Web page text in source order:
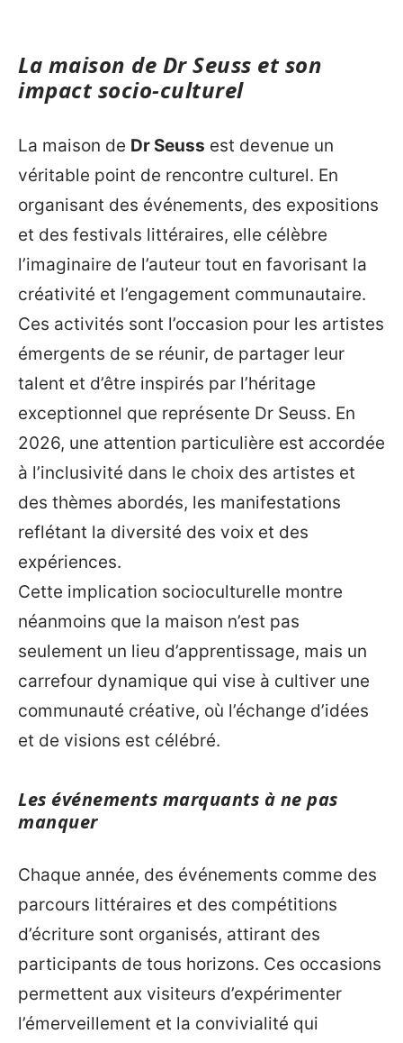
La maison de Dr Seuss et son
impact socio-culturel
La maison de Dr Seuss est devenue un
véritable point de rencontre culturel. En
organisant des événements, des expositions
et des festivals littéraires, elle célèbre
l’imaginaire de l’auteur tout en favorisant la
créativité et l’engagement communautaire.
Ces activités sont l’occasion pour les artistes
émergents de se réunir, de partager leur
talent et d’être inspirés par l’héritage
exceptionnel que représente Dr Seuss. En
2026, une attention particulière est accordée
à l’inclusivité dans le choix des artistes et
des thèmes abordés, les manifestations
reflétant la diversité des voix et des
expériences.
Cette implication socioculturelle montre
néanmoins que la maison n’est pas
seulement un lieu d’apprentissage, mais un
carrefour dynamique qui vise à cultiver une
communauté créative, où l’échange d’idées
et de visions est célébré.
Les événements marquants à ne pas
manquer
Chaque année, des événements comme des
parcours littéraires et des compétitions
d’écriture sont organisés, attirant des
participants de tous horizons. Ces occasions
permettent aux visiteurs d’expérimenter
l’émerveillement et la convivialité qui